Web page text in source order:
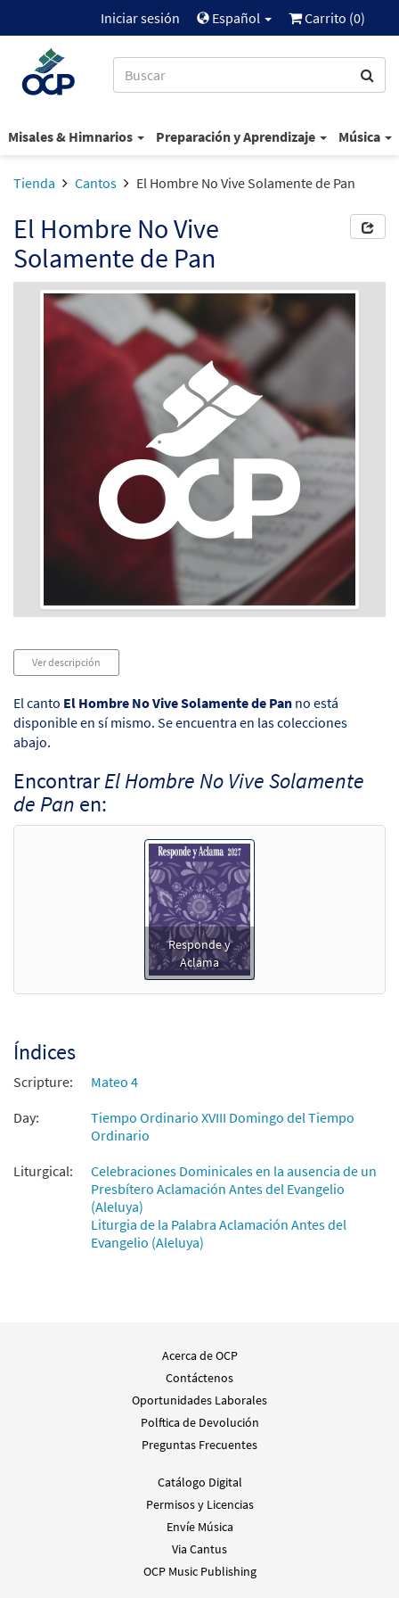
Iniciar sesión Español Carrito (0)
Misales & Himnarios Preparación y Aprendizaje Música
Tienda Cantos El Hombre No Vive Solamente de Pan
El Hombre No Vive
Solamente de Pan
Ver descripción
El canto El Hombre No Vive Solamente de Pan no está
disponible en sí mismo. Se encuentra en las colecciones
abajo.
EncontrarEl Hombre No Vive Solamente
de Pan en:
Responde y
Aclama
Índices
Scripture:
Mateo 4
Day:
Tiempo Ordinario XVIII Domingo del Tiempo
Ordinario
Liturgical:
Celebraciones Dominicales en la ausencia de un
Presbítero Aclamación Antes del Evangelio
(Aleluya)
Liturgia de la Palabra Aclamación Antes del
Evangelio (Aleluya)
Acerca de OCP
Contáctenos
Oportunidades Laborales
Polftica de Devolución
Preguntas Frecuentes
Catálogo Digital
Permisos y Licencias
Envíe Música
Via Cantus
OCP Music Publishing